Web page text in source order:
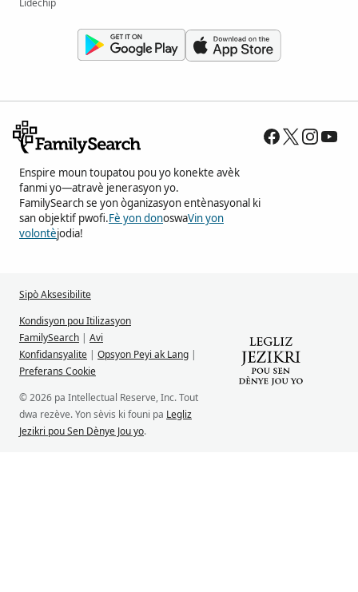
Lidèchip
Enspire moun toupatou pou yo konekte avèk
fanmi yo—atravè jenerasyon yo.
FamilySearch se yon òganizasyon entènasyonal ki
san objektif pwofi.Fè yon donoswaVin yon
volontèjodia!
Sipò Aksesibilite
Kondisyon pou Itilizasyon
FamilySearch | Avi
Konfidansyalite | Opsyon Peyi ak Lang |
Preferans Cookie
© 2026 pa Intellectual Reserve, Inc. Tout
dwa rezève. Yon sèvis ki founi pa Legliz
Jezikri pou Sen Dènye Jou yo.